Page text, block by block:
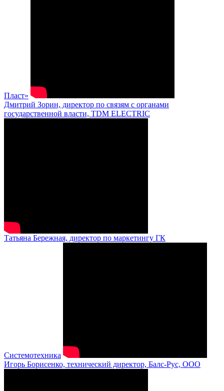
Пласт»
Дмитрий Зорин, директор по связям с органами
государственной власти, TDM ELECTRIC
Татьяна Бережная, директор по маркетингу ГК
Системотехника
Игорь Борисенко, технический директор, Балс-Рус, ООО